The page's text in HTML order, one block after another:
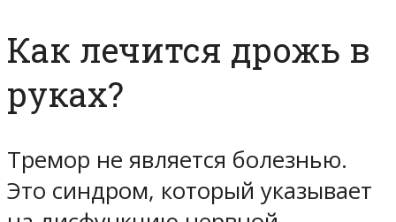
Как лечится дрожь в
руках?
Тремор не является болезнью.
Это синдром, который указывает